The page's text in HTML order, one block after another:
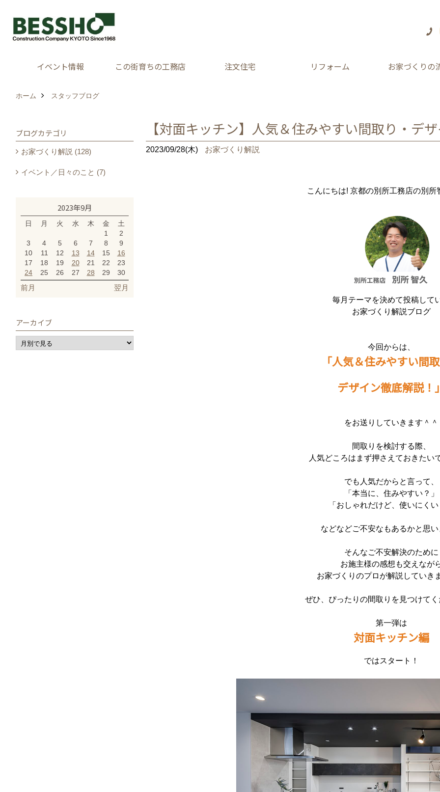
イベント情報 この街育ちの工務店 注文住宅 リフォーム お家づくりの
ホーム スタッフブログ
【対面キッチン】人気＆住みやすい間取り・デ
2023/09/28(木) お家づくり解説
こんにちは! 京都の別所工務店の別所
毎月テーマを決めて投稿して
お家づくり解説ブログ
今回からは、
「人気＆住みやすい間
デザイン徹底解説！」
をお送りしていきます＾＾
間取りを検討する際、
人気どころはまず押さえておきたい
でも人気だからと言って、
「本当に、住みやすい？」
「おしゃれだけど、使いにくい
などなどご不安なもあるかと思い
そんなご不安解決のために
お施主様の感想も交えなが
お家づくりのプロが解説していき
ぜひ、ぴったりの間取りを見つけてく
第一弾は
対面キッチン編
ではスタート！
ブログカテゴリ
お家づくり解説 (128)
イベント／日々のこと (7)
2023年9月
日 月 火 水 木 金
土
1
2
3
4 5 6 7 8
9
10
11 12 13 14 15
16
17
18 19 20 21 22
23
24
25 26 27 28 29 30
前月 翌月
アーカイブ